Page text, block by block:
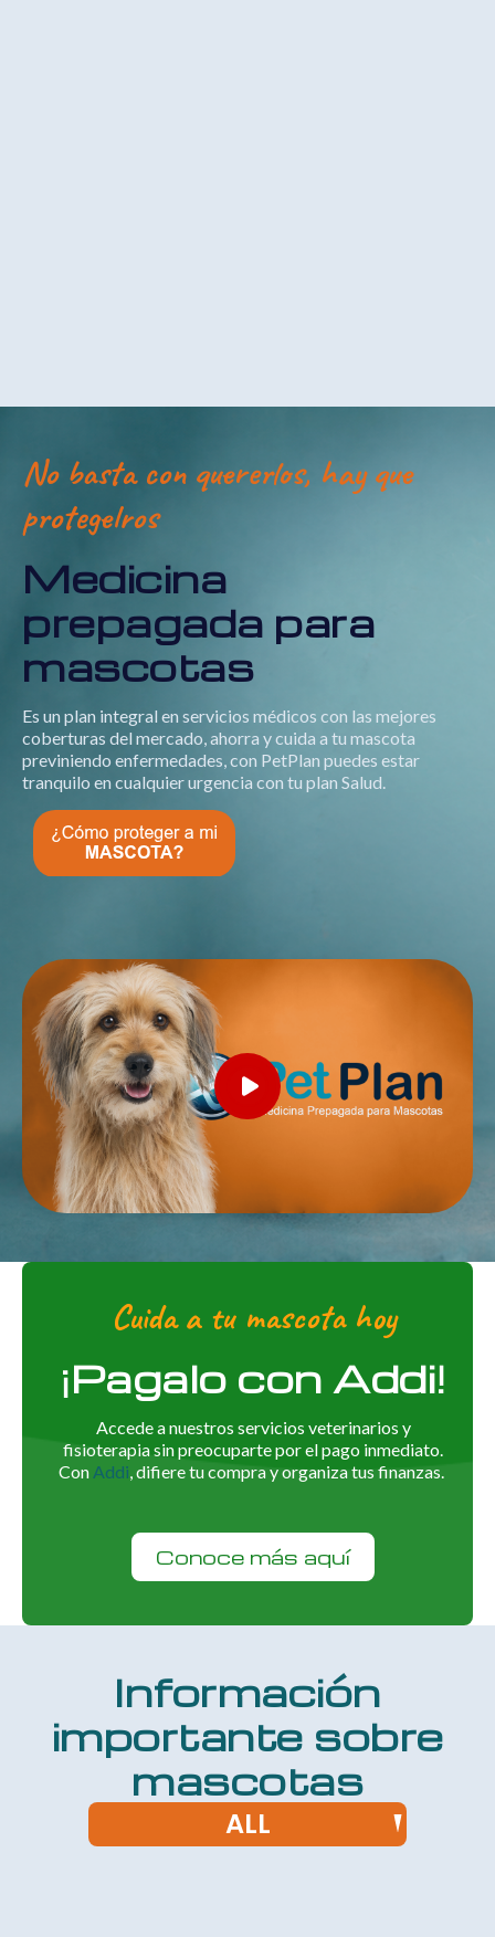
No basta con quererlos, hay que
protegelros
Medicina
prepagada para
mascotas
Es un plan integral en servicios médicos con las mejores
coberturas del mercado, ahorra y cuida a tu mascota
previniendo enfermedades, con PetPlan puedes estar
tranquilo en cualquier urgencia con tu plan Salud.
Cuida a tu mascota hoy
¡Pagalo con Addi!
Accede a nuestros servicios veterinarios y
fisioterapia sin preocuparte por el pago inmediato.
Con Addi , difiere tu compra y organiza tus finanzas.
Conoce más aquí
Información
importante sobre
mascotas
ALL